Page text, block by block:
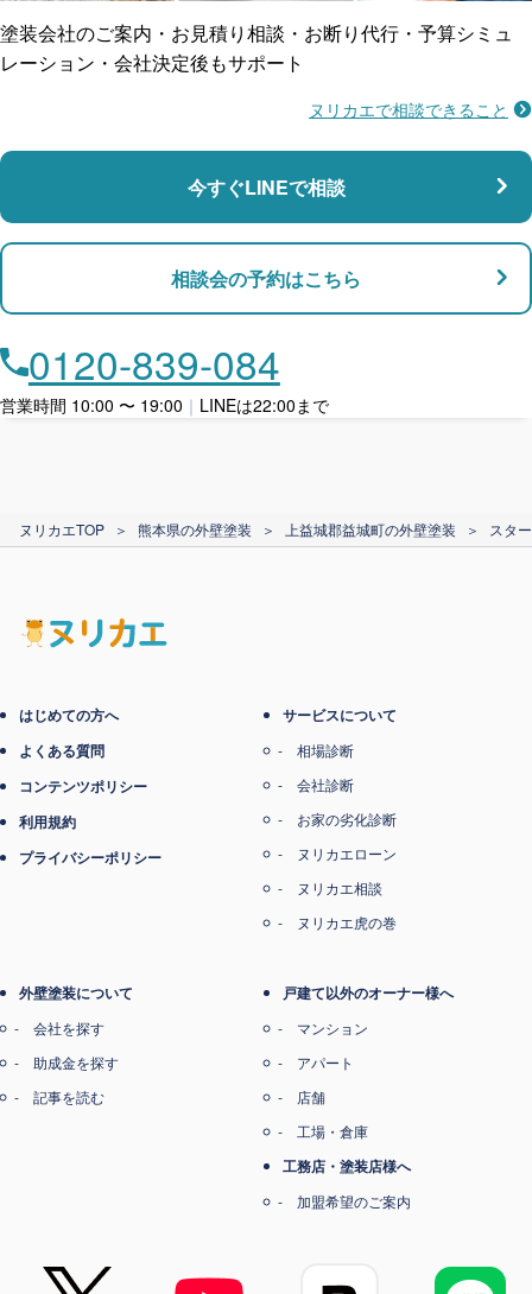
支払い対応
ローン利用
カード支払い
マンション・アパート対応
店舗・事務所対応
塗装会社のご案内・お見積り相談・お断り代行・予算シミュ
レーション・会社決定後もサポート
ヌリカエで相談できること
今すぐLINEで相談
相談会の予約はこちら
0120-839-084
営業時間 10:00 〜 19:00 ｜ LINEは22:00まで
ヌリカエTOP ＞ 熊本県の外壁塗装 ＞ 上益城郡益城町の外壁塗装 ＞ スタ
はじめての方へ
よくある質問
コンテンツポリシー
利用規約
プライバシーポリシー
サービスについて
相場診断
会社診断
お家の劣化診断
ヌリカエローン
ヌリカエ相談
ヌリカエ虎の巻
外壁塗装について
会社を探す
助成金を探す
記事を読む
戸建て以外のオーナー様へ
マンション
アパート
店舗
工場・倉庫
工務店・塗装店様へ
加盟希望のご案内